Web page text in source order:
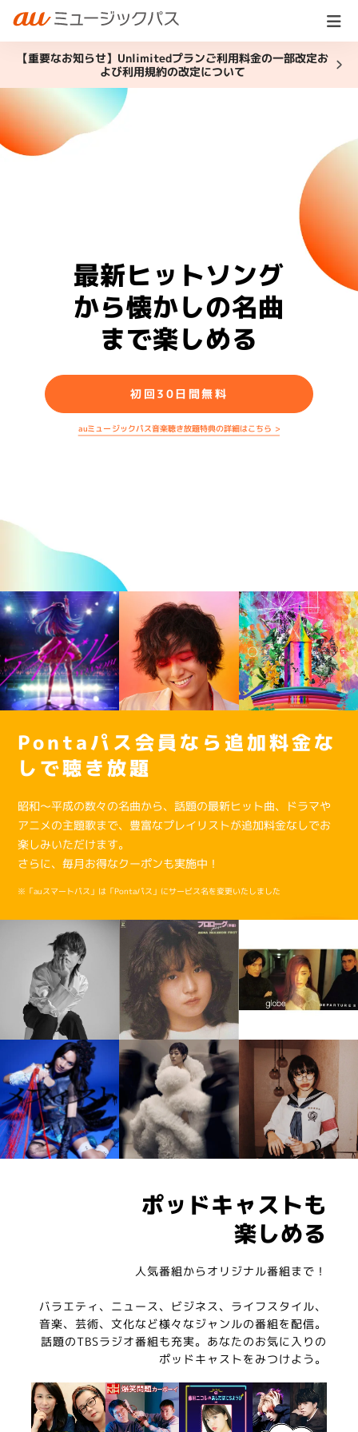
【重要なお知らせ】Unlimitedプランご利用料金の一部改定お
よび利用規約の改定について
最新ヒットソング
から懐かしの名曲
まで楽しめる
初回30日間無料
auミュージックパス音楽聴き放題特典の詳細はこちら >
Pontaパス会員なら追加料金な
しで聴き放題
昭和〜平成の数々の名曲から、話題の最新ヒット曲、ドラマや
アニメの主題歌まで、豊富なプレイリストが追加料金なしでお
楽しみいただけます。
さらに、毎月お得なクーポンも実施中！
※「auスマートパス」は「Pontaパス」にサービス名を変更いたしました
ポッドキャストも
楽しめる
人気番組からオリジナル番組まで！
バラエティ、ニュース、ビジネス、ライフスタイル、
音楽、芸術、文化など様々なジャンルの番組を配信。
話題のTBSラジオ番組も充実。あなたのお気に入りの
ポッドキャストをみつけよう。